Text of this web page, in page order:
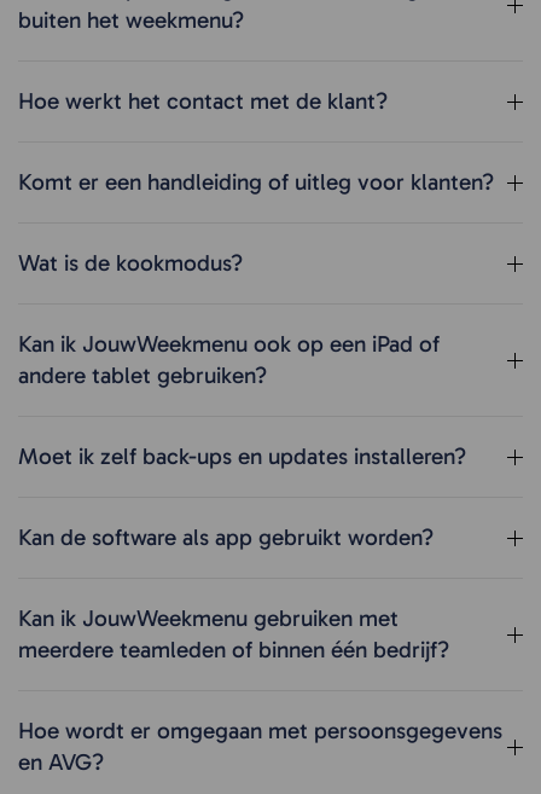
buiten het weekmenu?
Hoe werkt het contact met de klant?
Komt er een handleiding of uitleg voor klanten?
Wat is de kookmodus?
Kan ik JouwWeekmenu ook op een iPad of
andere tablet gebruiken?
Moet ik zelf back-ups en updates installeren?
Kan de software als app gebruikt worden?
Kan ik JouwWeekmenu gebruiken met
meerdere teamleden of binnen één bedrijf?
Hoe wordt er omgegaan met persoonsgegevens
en AVG?